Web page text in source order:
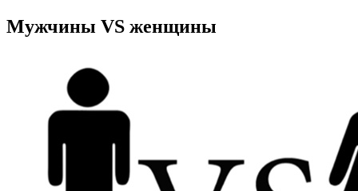
Мужчины VS женщины